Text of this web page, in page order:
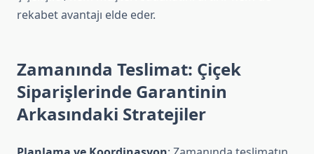
rekabet avantajı elde eder.
Zamanında Teslimat: Çiçek
Siparişlerinde Garantinin
Arkasındaki Stratejiler